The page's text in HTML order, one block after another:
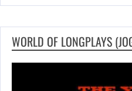
WORLD OF LONGPLAYS